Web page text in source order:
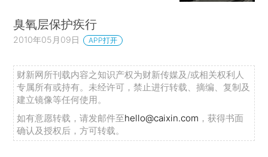
臭氧层保护疾行
2010年05月09日 APP打开
财新网所刊载内容之知识产权为财新传媒及/或相关权利人
专属所有或持有。未经许可，禁止进行转载、摘编、复制及
建立镜像等任何使用。
如有意愿转载，请发邮件至hello@caixin.com ，获得书面
确认及授权后，方可转载。